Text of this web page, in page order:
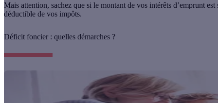
Mais attention, sachez que si le montant de vos intérêts d’emprunt est
déductible de vos impôts.
Déficit foncier : quelles démarches ?